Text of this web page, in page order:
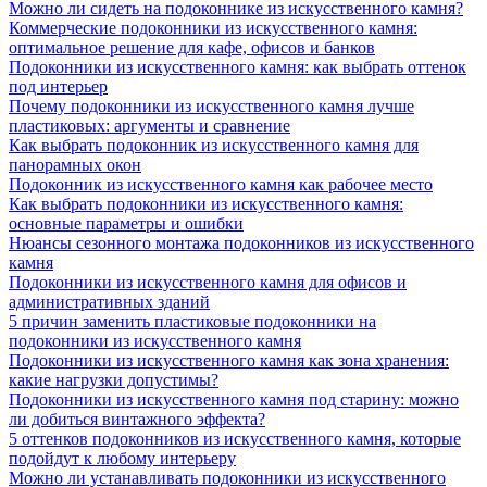
Можно ли сидеть на подоконнике из искусственного камня?
Коммерческие подоконники из искусственного камня:
оптимальное решение для кафе, офисов и банков
Подоконники из искусственного камня: как выбрать оттенок
под интерьер
Почему подоконники из искусственного камня лучше
пластиковых: аргументы и сравнение
Как выбрать подоконник из искусственного камня для
панорамных окон
Подоконник из искусственного камня как рабочее место
Как выбрать подоконники из искусственного камня:
основные параметры и ошибки
Нюансы сезонного монтажа подоконников из искусственного
камня
Подоконники из искусственного камня для офисов и
административных зданий
5 причин заменить пластиковые подоконники на
подоконники из искусственного камня
Подоконники из искусственного камня как зона хранения:
какие нагрузки допустимы?
Подоконники из искусственного камня под старину: можно
ли добиться винтажного эффекта?
5 оттенков подоконников из искусственного камня, которые
подойдут к любому интерьеру
Можно ли устанавливать подоконники из искусственного